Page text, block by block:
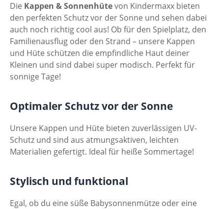
Die Kappen & Sonnenhütevon Kindermaxx bieten
den perfekten Schutz vor der Sonne und sehen dabei
auch noch richtig cool aus! Ob für den Spielplatz, den
Familienausflug oder den Strand – unsere Kappen
und Hüte schützen die empfindliche Haut deiner
Kleinen und sind dabei super modisch. Perfekt für
sonnige Tage!
Optimaler Schutz vor der Sonne
Unsere Kappen und Hüte bieten zuverlässigen UV-
Schutz und sind aus atmungsaktiven, leichten
Materialien gefertigt. Ideal für heiße Sommertage!
Stylisch und funktional
Egal, ob du eine süße Babysonnenmütze oder eine